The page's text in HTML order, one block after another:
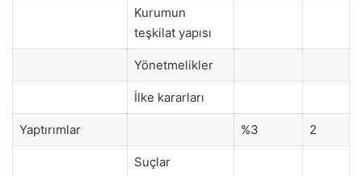
Kurumun
teşkilat yapısı
Yönetmelikler
İlke kararları
Yaptırımlar %3 2
Suçlar